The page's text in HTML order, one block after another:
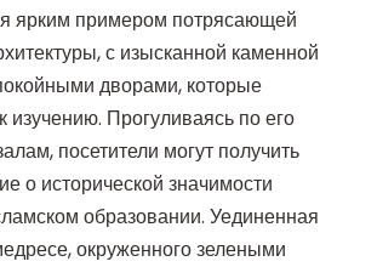
ярким примером потрясающей
с изысканной каменной
дворами, которые
изучению. Прогуливаясь по его
посетители могут получить
о исторической значимости
образовании. Уединенная
окруженного зелеными